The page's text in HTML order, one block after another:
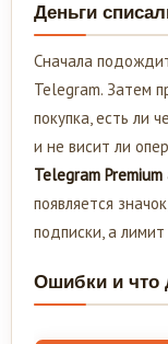
Деньги
Сначала
Telegram. Затем
покупка, есть ли
и не висит ли
Telegram
появляется
подписки, а
Ошибки и что